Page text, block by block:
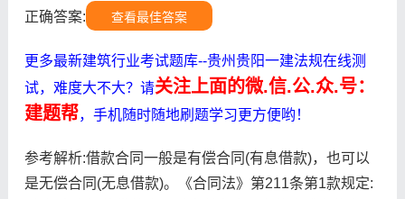
正确答案: 查看最佳答案
更多最新建筑行业考试题库--贵州贵阳一建法规在线测
试，难度大不大？请关注上面的微.信.公.众.号：
建题帮，手机随时随地刷题学习更方便哟！
参考解析:借款合同一般是有偿合同(有息借款)，也可以
是无偿合同(无息借款)。《合同法》第211条第1款规定: